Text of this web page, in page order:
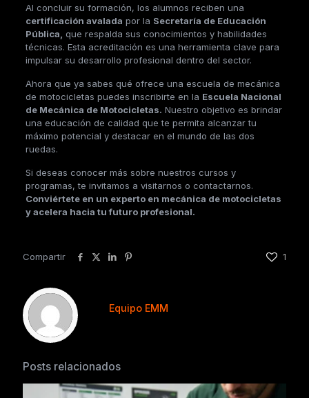
Al concluir su formación, los alumnos reciben una
certificación avalada por la Secretaría de Educación
Pública, que respalda sus conocimientos y habilidades
técnicas. Esta acreditación es una herramienta clave para
impulsar su desarrollo profesional dentro del sector.
Ahora que ya sabes qué ofrece una escuela de mecánica
de motocicletas puedes inscribirte en la Escuela Nacional
de Mecánica de Motocicletas. Nuestro objetivo es brindar
una educación de calidad que te permita alcanzar tu
máximo potencial y destacar en el mundo de las dos
ruedas.
Si deseas conocer más sobre nuestros cursos y
programas, te invitamos a visitarnos o contactarnos.
Conviértete en un experto en mecánica de motocicletas
y acelera hacia tu futuro profesional.
Compartir 1
Equipo EMM
Posts relacionados